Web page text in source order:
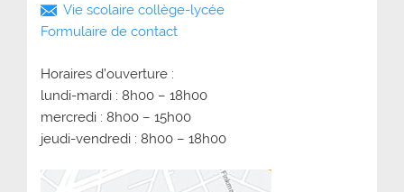
Vie scolaire collège-lycée
Formulaire de contact
Horaires d’ouverture :
lundi-mardi : 8h00 – 18h00
mercredi : 8h00 – 15h00
jeudi-vendredi : 8h00 – 18h00